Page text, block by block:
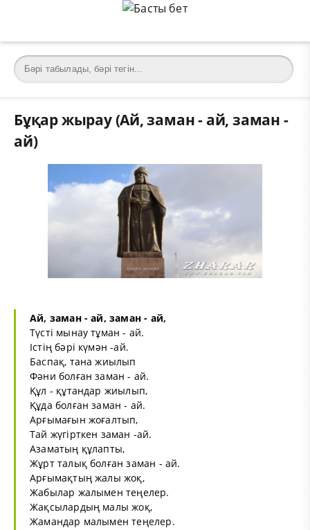
Бұқар жырау (Ай, заман - ай, заман -
ай)
Ай, заман - ай, заман - ай,
Түсті мынау тұман - ай.
Істің бәрі күмән -ай.
Баспақ, тана жиылып
Фәни болған заман - ай.
Құл - құтандар жиылып,
Құда болған заман - ай.
Арғымағын жоғалтып,
Тай жүгірткен заман -ай.
Азаматың құлапты,
Жұрт талық болған заман - ай.
Арғымақтың жалы жоқ,
Жабылар жалымен теңелер.
Жақсылардың малы жоқ,
Жамандар малымен теңелер.